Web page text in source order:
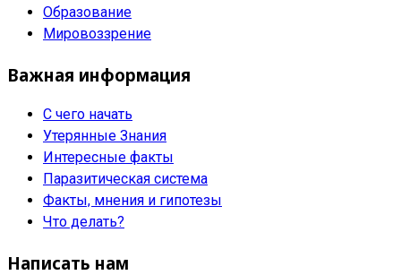
Образование
Мировоззрение
Важная информация
С чего начать
Утерянные Знания
Интересные факты
Паразитическая система
Факты, мнения и гипотезы
Что делать?
Написать нам